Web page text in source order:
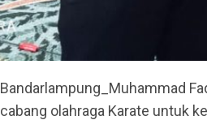
Bandarlampung_Muhammad
cabang olahraga Karate untuk